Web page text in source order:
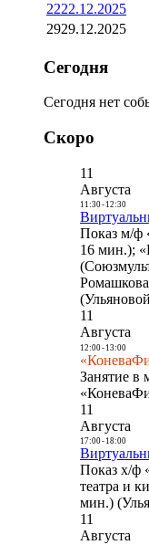
2222.12.2025
2929.12.2025
Сегодня
Сегодня нет
Скоро
11
Августа
11:30- 12:30
Показ м/ф
16 мин.);
11
Августа
12:00- 13:00
Занятие в
11
Августа
17:00- 18:00
Показ х/ф
театра и
мин.)
11
Августа